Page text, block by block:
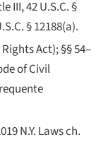
III, 42 U.S.C. §
§ 12188(a).
Act); §§ 54–
of Civil
N.Y. Laws ch.